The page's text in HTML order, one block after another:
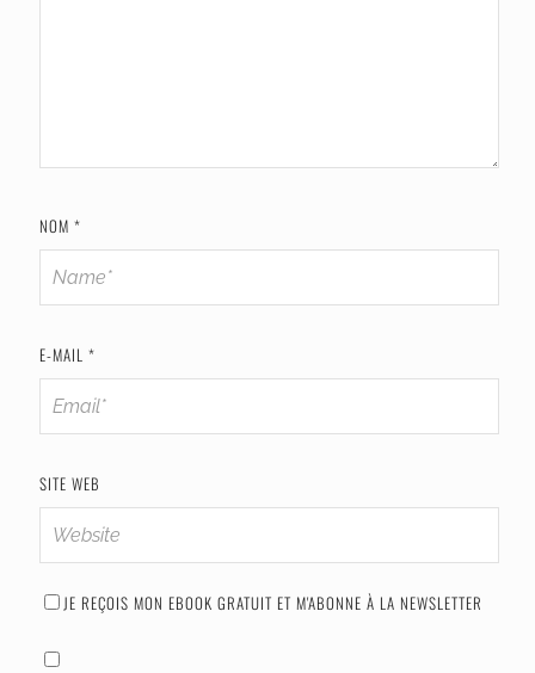
NOM *
E-MAIL *
SITE WEB
JE REÇOIS MON EBOOK GRATUIT ET M'ABONNE À LA NEWSLETTER